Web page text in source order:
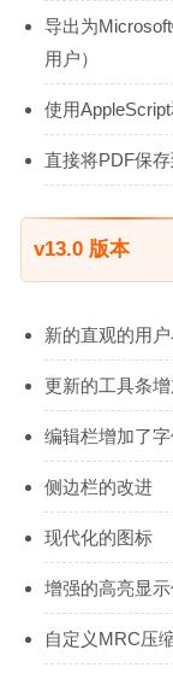
导出为
用户）
使用
直接将PDF保
v13.0 版本
新的直观的用户
更新的工具条
编辑栏增加了
侧边栏的改进
现代化的图标
增强的高亮显
自定义MRC压